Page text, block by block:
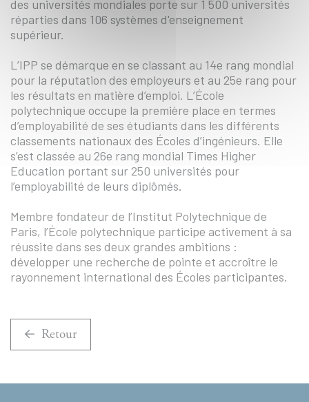
des universités mondiales porte sur 1 500 universités
réparties dans 106 systèmes d'enseignement
supérieur.
L’IPP se démarque en se classant au 14e rang mondial
pour la réputation des employeurs et au 25e rang pour
les résultats en matière d’emploi. L’École
polytechnique occupe la première place en termes
d’employabilité de ses étudiants dans les différents
classements nationaux des Écoles d’ingénieurs. Elle
s’est classée au 26e rang mondial Times Higher
Education portant sur 250 universités pour
l’employabilité de leurs diplômés.
Membre fondateur de l’Institut Polytechnique de
Paris, l’École polytechnique participe activement à sa
réussite dans ses deux grandes ambitions :
développer une recherche de pointe et accroître le
rayonnement international des Écoles participantes.
Retour